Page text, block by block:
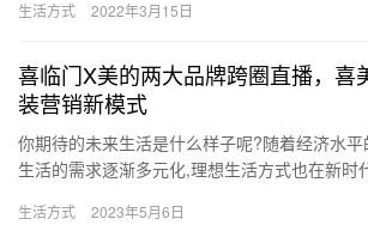
殖小鱼…
生活方式 2022年3月15日
喜临门X美的两大品牌跨圈直播，喜
装营销新模式
你期待的未来生活是什么样子呢?随着经济水
生活的需求逐渐多元化,理想生活方式也在新时
生活方式 2023年5月6日